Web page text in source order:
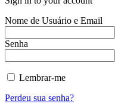
Nome de Usuário e Email
Senha
Lembrar-me
Perdeu sua senha?